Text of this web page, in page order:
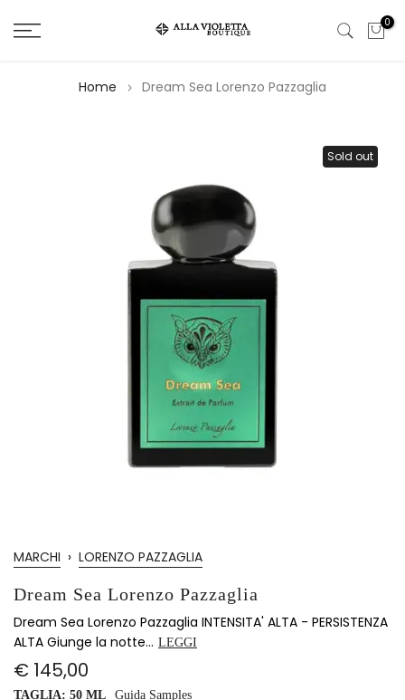
il
0
Home Dream Sea Lorenzo Pazzaglia
Sold out
MARCHI › LORENZO PAZZAGLIA
Dream Sea Lorenzo Pazzaglia
Dream Sea Lorenzo Pazzaglia INTENSITA' ALTA - PERSISTENZA
ALTA Giunge la notte... LEGGI
€ 145,00
TAGLIA: 50 ML Guida Samples